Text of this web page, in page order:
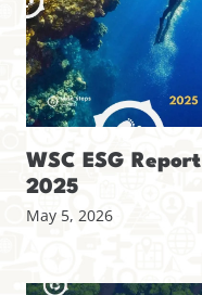
WSC ESG Report
2025
May 5, 2026